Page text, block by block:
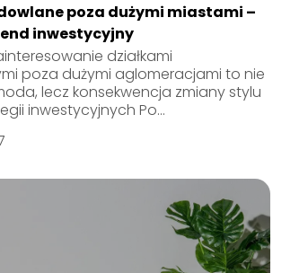
poza dużymi miastami –
inwestycyjny
działkami
poza dużymi aglomeracjami to nie
lecz konsekwencja zmiany stylu
inwestycyjnych Po...